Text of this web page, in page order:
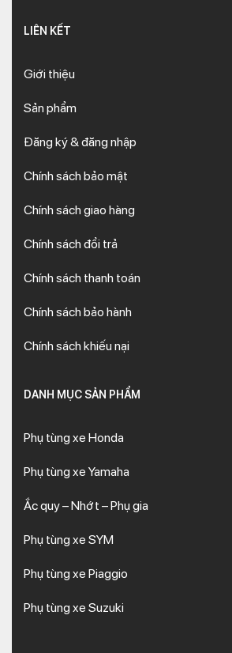
LIÊN KẾT
Giới thiệu
Sản phẩm
Đăng ký & đăng nhập
Chính sách bảo mật
Chính sách giao hàng
Chính sách đổi trả
Chính sách thanh toán
Chính sách bảo hành
Chính sách khiếu nại
DANH MỤC SẢN PHẨM
Phụ tùng xe Honda
Phụ tùng xe Yamaha
Ắc quy – Nhớt – Phụ gia
Phụ tùng xe SYM
Phụ tùng xe Piaggio
Phụ tùng xe Suzuki